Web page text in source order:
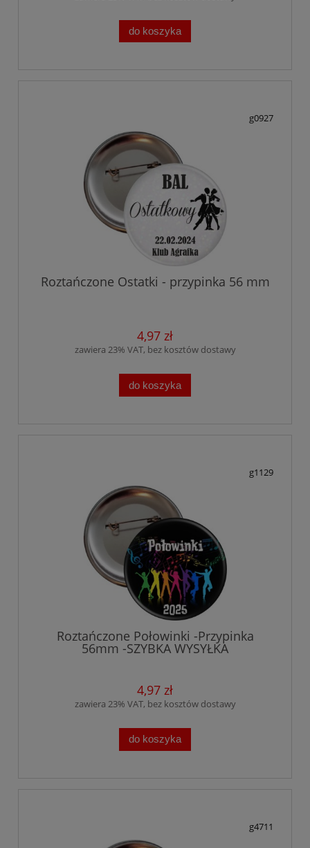
do koszyka
g0927
Roztańczone Ostatki - przypinka 56 mm
4,97 zł
zawiera 23% VAT, bez kosztów dostawy
do koszyka
g1129
Roztańczone Połowinki -Przypinka
56mm -SZYBKA WYSYŁKA
4,97 zł
zawiera 23% VAT, bez kosztów dostawy
do koszyka
g4711